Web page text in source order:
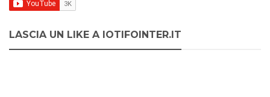
LASCIA UN LIKE A IOTIFOINTER.IT